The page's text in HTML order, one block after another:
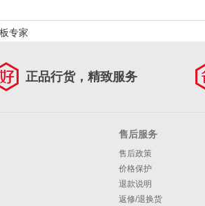
专家
正品行货，精致服务
售后服务
售后政策
价格保护
退款说明
返修/退换货